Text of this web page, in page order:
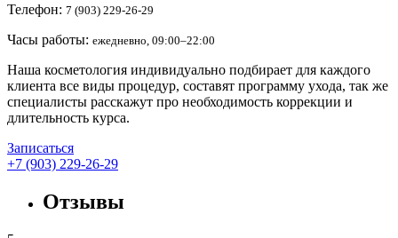
Телефон: 7 (903) 229-26-29
Часы работы: ежедневно, 09:00–22:00
Наша косметология индивидуально подбирает для каждого
клиента все виды процедур, составят программу ухода, так же
специалисты расскажут про необходимость коррекции и
длительность курса.
Записаться
+7 (903) 229-26-29
Отзывы